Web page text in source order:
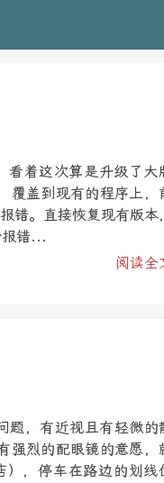
看着这次算是升级了大
覆盖到现有的程序上，
错。直接恢复现有版本，
报错...
阅读全
题，有近视且有轻微的
强烈的配眼镜的意愿，
），停车在路边的划线